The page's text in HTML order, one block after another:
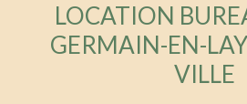
LOCATION
GERMAIN-EN-
VILLE